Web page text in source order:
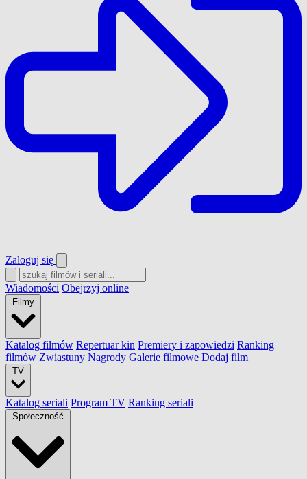
Zaloguj się
Wiadomości Obejrzyj online
Filmy
Katalog filmów Repertuar kin Premiery i zapowiedzi Ranking
filmów Zwiastuny Nagrody Galerie filmowe Dodaj film
TV
Katalog seriali Program TV Ranking seriali
Społeczność